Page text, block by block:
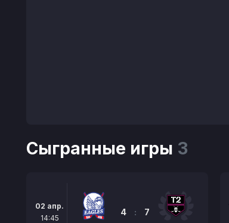
Сыгранные игры 3
02 апр.
14:45
4 : 7